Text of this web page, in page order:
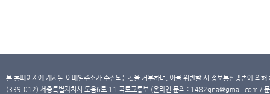
본 홈페이지에 게시된 이메일주소가 수집되는것을 거부하며, 이를 위반할 시 정보통신망법에 의
(339-012) 세종특별자치시 도움6로 11 국토교통부 (온라인 문의 : 1482qna@gmail.com /